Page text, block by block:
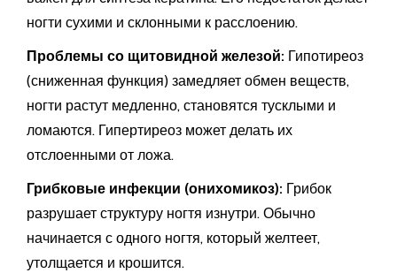
ногти сухими и склонными к расслоению.
Проблемы со щитовидной железой: Гипотиреоз
(сниженная функция) замедляет обмен веществ,
ногти растут медленно, становятся тусклыми и
ломаются. Гипертиреоз может делать их
отслоенными от ложа.
Грибковые инфекции (онихомикоз): Грибок
разрушает структуру ногтя изнутри. Обычно
начинается с одного ногтя, который желтеет,
утолщается и крошится.